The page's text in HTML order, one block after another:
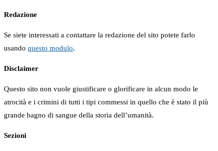
Redazione
Se siete interessati a contattare la redazione del sito potete farlo
usando questo modulo.
Disclaimer
Questo sito non vuole giustificare o glorificare in alcun modo le
atrocità e i crimini di tutti i tipi commessi in quello che è stato il più
grande bagno di sangue della storia dell’umanità.
Sezioni